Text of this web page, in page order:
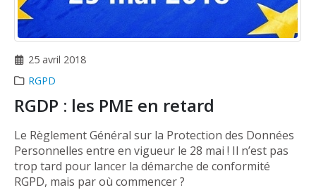
25 avril 2018
RGPD
RGDP : les PME en retard
Le Règlement Général sur la Protection des Données
Personnelles entre en vigueur le 28 mai ! Il n’est pas
trop tard pour lancer la démarche de conformité
RGPD, mais par où commencer ?